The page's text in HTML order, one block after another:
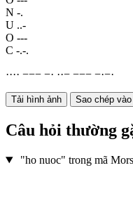
N -.
U ..-
O ---
C -.-.
···· −−− −· ··− −−− −·−·
Tải hình ảnh Sao chép
Câu hỏi thường
"ho nuoc" trong mã